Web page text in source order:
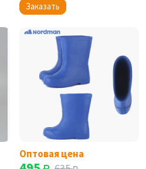
Заказать
Оптовая цена